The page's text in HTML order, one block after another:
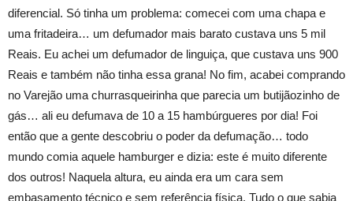
diferencial. Só tinha um problema: comecei com uma chapa e
uma fritadeira… um defumador mais barato custava uns 5 mil
Reais. Eu achei um defumador de linguiça, que custava uns 900
Reais e também não tinha essa grana! No fim, acabei comprando
no Varejão uma churrasqueirinha que parecia um butijãozinho de
gás… ali eu defumava de 10 a 15 hambúrgueres por dia! Foi
então que a gente descobriu o poder da defumação… todo
mundo comia aquele hamburger e dizia: este é muito diferente
dos outros! Naquela altura, eu ainda era um cara sem
embasamento técnico e sem referência física. Tudo o que sabia